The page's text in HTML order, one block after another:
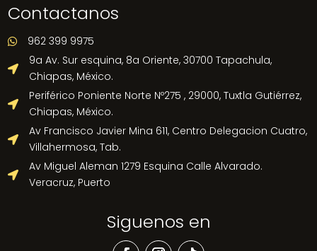
Contactanos
 962 399 9975

9a Av. Sur esquina, 8a Oriente, 30700 Tapachula,
Chiapas, México.

Periférico Poniente Norte Nº275 , 29000, Tuxtla Gutiérrez,
Chiapas, México.

Av Francisco Javier Mina 611, Centro Delegacion Cuatro,
Villahermosa, Tab.

Av Miguel Aleman 1279 Esquina Calle Alvarado.
Veracruz, Puerto
Siguenos en